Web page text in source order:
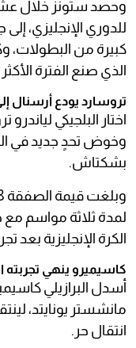
وحصد ستونز خلال
للدوري الإنجليزي،
كبيرة من البطولات،
الذي صنع الفترة
تروسارد يودع أرسنال
اختار البلجيكي
وخوض تحدٍ جديد في
بشكتاش.
لمدة ثلاثة مواسم مع
الكرة الإنجليزية بعد
كاسيميرو ينهي تجربته
أسدل البرازيلي
مانشستر يونايتد،
انتقال حر.